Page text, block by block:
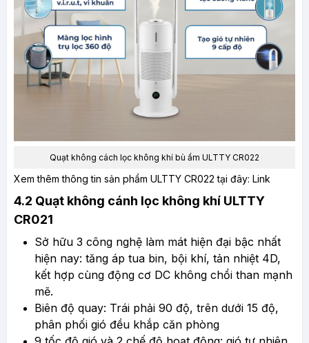
Quạt không cách lọc không khí bù ẩm ULTTY CR022
Xem thêm thông tin sản phẩm ULTTY CR022 tại đây: Link
4.2 Quạt không cánh lọc không khí ULTTY
CR021
Sở hữu 3 công nghệ làm mát hiện đại bậc nhất
hiện nay: tăng áp tua bin, bội khí, tản nhiệt 4D,
kết hợp cùng động cơ DC không chổi than mạnh
mẽ.
Biên độ quay: Trái phải 90 độ, trên dưới 15 độ,
phân phối gió đều khắp căn phòng